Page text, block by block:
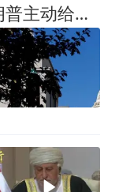
连关五处领事馆“省钱”，特朗普主动给中国让位，这种好事多干点